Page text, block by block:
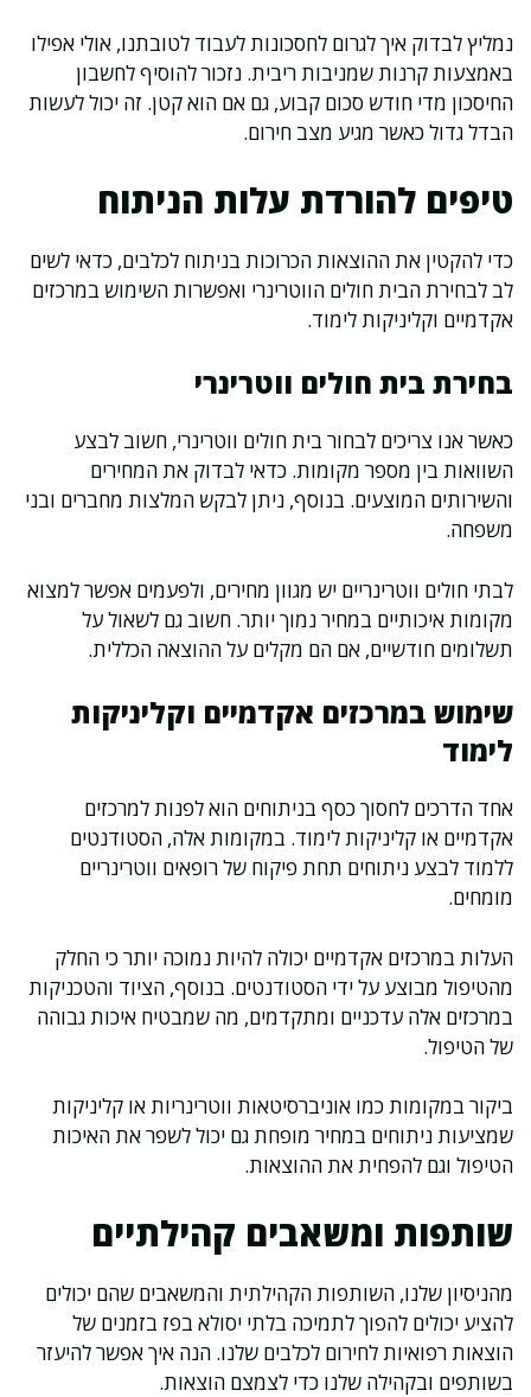
נמליץ לבדוק איך לגרום לחסכונות לעבוד לטובתנו, אולי אפילו
באמצעות קרנות שמניבות ריבית. נזכור להוסיף לחשבון
החיסכון מדי חודש סכום קבוע, גם אם הוא קטן. זה יכול לעשות
הבדל גדול כאשר מגיע מצב חירום.
טיפים להורדת עלות הניתוח
כדי להקטין את ההוצאות הכרוכות בניתוח לכלבים, כדאי לשים
לב לבחירת הבית חולים הווטרינרי ואפשרות השימוש במרכזים
אקדמיים וקליניקות לימוד.
בחירת בית חולים ווטרינרי
כאשר אנו צריכים לבחור בית חולים ווטרינרי, חשוב לבצע
השוואות בין מספר מקומות. כדאי לבדוק את המחירים
והשירותים המוצעים. בנוסף, ניתן לבקש המלצות מחברים ובני
משפחה.
לבתי חולים ווטרינריים יש מגוון מחירים, ולפעמים אפשר למצוא
מקומות איכותיים במחיר נמוך יותר. חשוב גם לשאול על
תשלומים חודשיים, אם הם מקלים על ההוצאה הכללית.
שימוש במרכזים אקדמיים וקליניקות
לימוד
אחד הדרכים לחסוך כסף בניתוחים הוא לפנות למרכזים
אקדמיים או קליניקות לימוד. במקומות אלה, הסטודנטים
ללמוד לבצע ניתוחים תחת פיקוח של רופאים ווטרינריים
מומחים.
העלות במרכזים אקדמיים יכולה להיות נמוכה יותר כי החלק
מהטיפול מבוצע על ידי הסטודנטים. בנוסף, הציוד והטכניקות
במרכזים אלה עדכניים ומתקדמים, מה שמבטיח איכות גבוהה
של הטיפול.
ביקור במקומות כמו אוניברסיטאות ווטרינריות או קליניקות
שמציעות ניתוחים במחיר מופחת גם יכול לשפר את האיכות
הטיפול וגם להפחית את ההוצאות.
שותפות ומשאבים קהילתיים
מהניסיון שלנו, השותפות הקהילתית והמשאבים שהם יכולים
להציע יכולים להפוך לתמיכה בלתי יסולא בפז בזמנים של
הוצאות רפואיות לחירום לכלבים שלנו. הנה איך אפשר להיעזר
בשותפים ובקהילה שלנו כדי לצמצם הוצאות.